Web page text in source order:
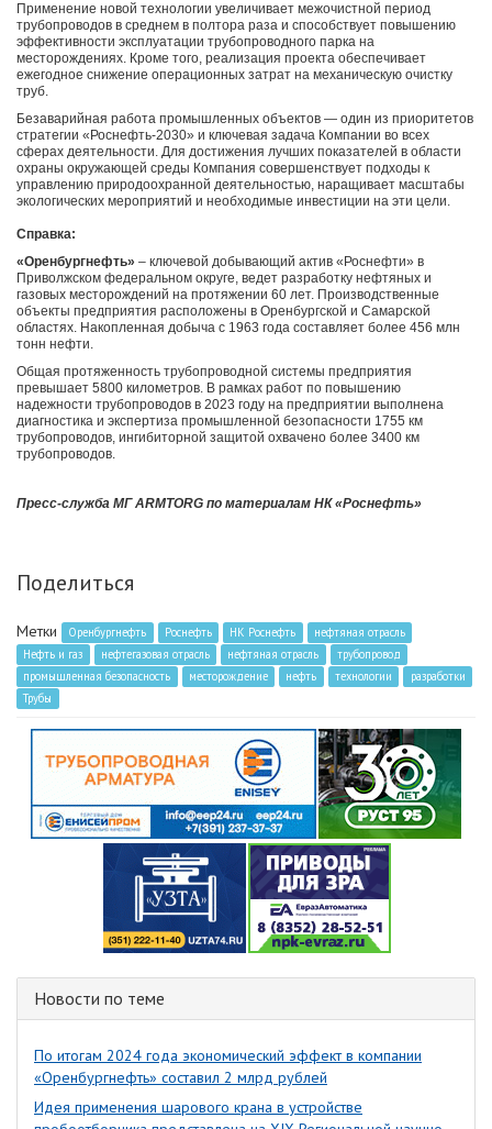
Применение новой технологии увеличивает межочистной период
трубопроводов в среднем в полтора раза и способствует повышению
эффективности эксплуатации трубопроводного парка на
месторождениях. Кроме того, реализация проекта обеспечивает
ежегодное снижение операционных затрат на механическую очистку
труб.
Безаварийная работа промышленных объектов — один из приоритетов
стратегии «Роснефть-2030» и ключевая задача Компании во всех
сферах деятельности. Для достижения лучших показателей в области
охраны окружающей среды Компания совершенствует подходы к
управлению природоохранной деятельностью, наращивает масштабы
экологических мероприятий и необходимые инвестиции на эти цели.
Справка:
«Оренбургнефть» – ключевой добывающий актив «Роснефти» в
Приволжском федеральном округе, ведет разработку нефтяных и
газовых месторождений на протяжении 60 лет. Производственные
объекты предприятия расположены в Оренбургской и Самарской
областях. Накопленная добыча с 1963 года составляет более 456 млн
тонн нефти.
Общая протяженность трубопроводной системы предприятия
превышает 5800 километров. В рамках работ по повышению
надежности трубопроводов в 2023 году на предприятии выполнена
диагностика и экспертиза промышленной безопасности 1755 км
трубопроводов, ингибиторной защитой охвачено более 3400 км
трубопроводов.
Пресс-служба МГ ARMTORG по материалам НК «Роснефть»
Поделиться
Метки Оренбургнефть Роснефть НК Роснефть
нефтяная отрасль
Нефть и газ
нефтегазовая отрасль нефтяная отрасль
трубопровод
промышленная безопасность
месторождение нефть технологии
разработки
Трубы
Новости по теме
По итогам 2024 года экономический эффект в компании
«Оренбургнефть» составил 2 млрд рублей
Идея применения шарового крана в устройстве